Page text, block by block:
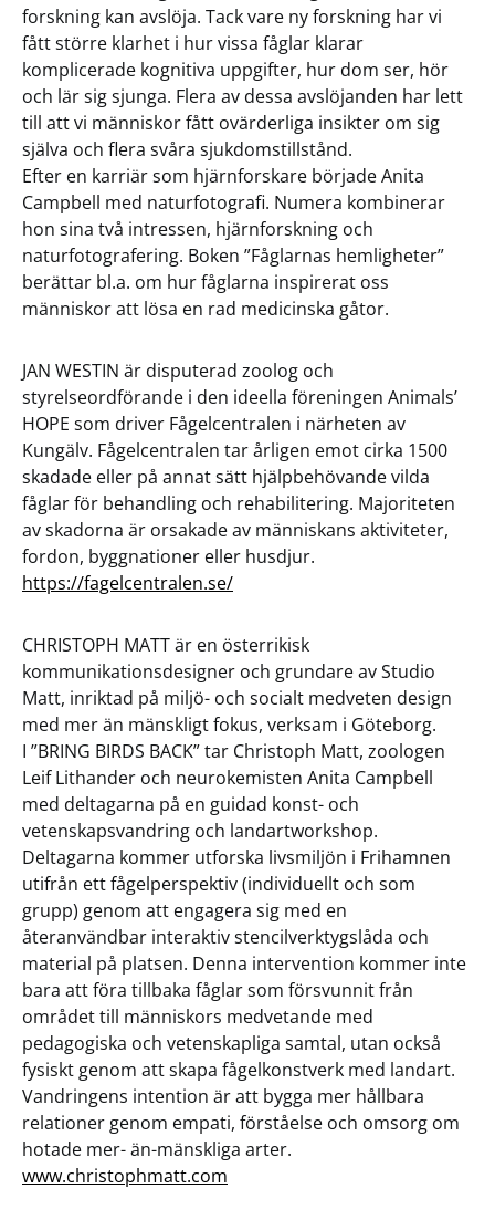
forskning kan avslöja. Tack vare ny forskning har vi
fått större klarhet i hur vissa fåglar klarar
komplicerade kognitiva uppgifter, hur dom ser, hör
och lär sig sjunga. Flera av dessa avslöjanden har lett
till att vi människor fått ovärderliga insikter om sig
själva och flera svåra sjukdomstillstånd.
Efter en karriär som hjärnforskare började Anita
Campbell med naturfotografi. Numera kombinerar
hon sina två intressen, hjärnforskning och
naturfotografering. Boken ”Fåglarnas hemligheter”
berättar bl.a. om hur fåglarna inspirerat oss
människor att lösa en rad medicinska gåtor.
JAN WESTIN är disputerad zoolog och
styrelseordförande i den ideella föreningen Animals’
HOPE som driver Fågelcentralen i närheten av
Kungälv. Fågelcentralen tar årligen emot cirka 1500
skadade eller på annat sätt hjälpbehövande vilda
fåglar för behandling och rehabilitering. Majoriteten
av skadorna är orsakade av människans aktiviteter,
fordon, byggnationer eller husdjur.
https://fagelcentralen.se/
CHRISTOPH MATT är en österrikisk
kommunikationsdesigner och grundare av Studio
Matt, inriktad på miljö- och socialt medveten design
med mer än mänskligt fokus, verksam i Göteborg.
I ”BRING BIRDS BACK” tar Christoph Matt, zoologen
Leif Lithander och neurokemisten Anita Campbell
med deltagarna på en guidad konst- och
vetenskapsvandring och landartworkshop.
Deltagarna kommer utforska livsmiljön i Frihamnen
utifrån ett fågelperspektiv (individuellt och som
grupp) genom att engagera sig med en
återanvändbar interaktiv stencilverktygslåda och
material på platsen. Denna intervention kommer inte
bara att föra tillbaka fåglar som försvunnit från
området till människors medvetande med
pedagogiska och vetenskapliga samtal, utan också
fysiskt genom att skapa fågelkonstverk med landart.
Vandringens intention är att bygga mer hållbara
relationer genom empati, förståelse och omsorg om
hotade mer- än-mänskliga arter.
www.christophmatt.com